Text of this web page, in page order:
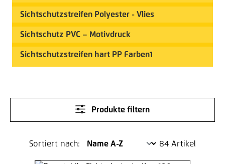
Sichtschutzstreifen Polyester - Vlies
Sichtschutz PVC – Motivdruck
Sichtschutzstreifen hart PP Farben1
Produkte filtern
Sortiert nach: 84 Artikel